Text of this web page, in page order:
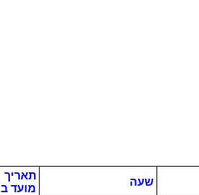
שעה
תאריך
מועד ב